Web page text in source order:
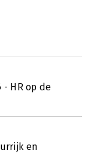
HR op de
en